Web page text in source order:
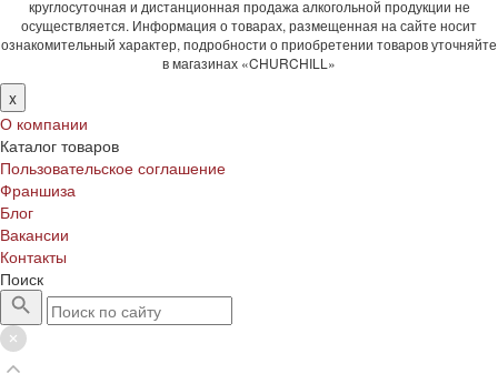
круглосуточная и дистанционная продажа алкогольной продукции не
осуществляется. Информация о товарах, размещенная на сайте носит
ознакомительный характер, подробности о приобретении товаров уточняйте
в магазинах «CHURCHILL»
x
О компании
Каталог товаров
Пользовательское соглашение
Франшиза
Блог
Вакансии
Контакты
Поиск